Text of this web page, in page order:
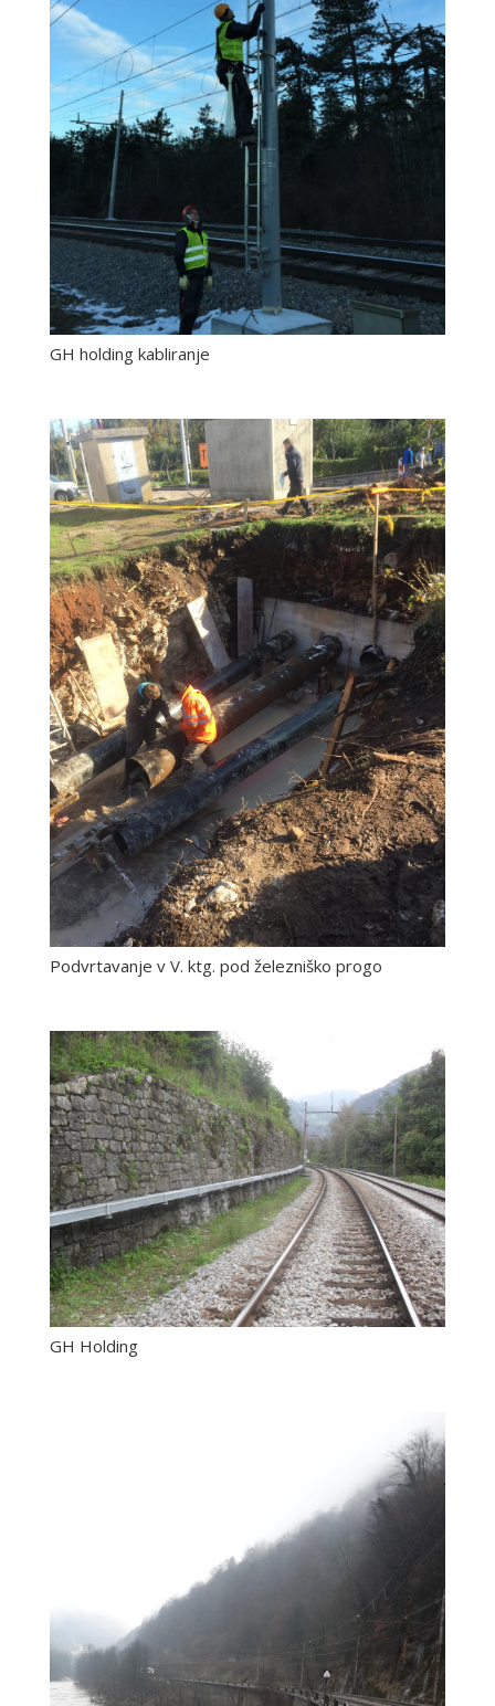
GH holding kabliranje
Podvrtavanje v V. ktg. pod železniško progo
GH Holding